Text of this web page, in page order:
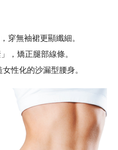
穿無袖裙更顯纖細。
，矯正腿部線條。
性化的沙漏型腰身。